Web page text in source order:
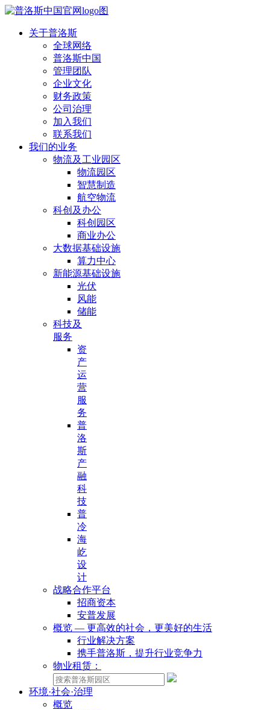
关于普洛斯
全球网络
普洛斯中国
管理团队
企业文化
财务政策
公司治理
加入我们
联系我们
我们的业务
物流及工业园区
物流园区
智慧制造
航空物流
科创及办公
科创园区
商业办公
大数据基础设施
算力中心
新能源基础设施
光伏
风能
储能
科技及
服务
资
产
运
营
服
务
普
洛
斯
产
融
科
技
普
冷
海
屹
设
计
战略合作平台
招商资本
安普发展
概览 — 更高效的社会，更美好的生活
行业解决方案
携手普洛斯，提升行业竞争力
物业租赁：
环境·社会·治理
概览